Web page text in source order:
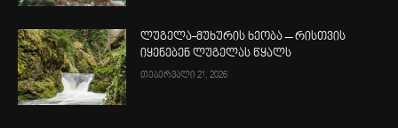
ლუგელა-მუხურის ხეობა – რისთვის
იყენებენ ლუგელას წყალს
თებერვალი 21, 2026